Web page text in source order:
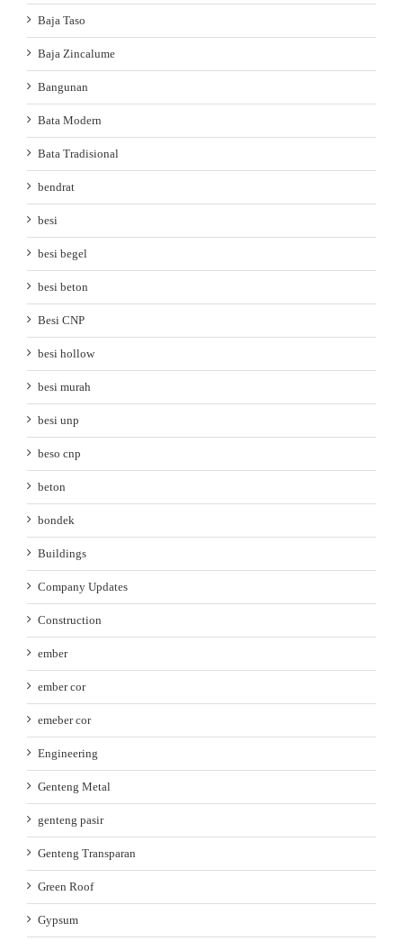
Baja Taso
Baja Zincalume
Bangunan
Bata Modern
Bata Tradisional
bendrat
besi
besi begel
besi beton
Besi CNP
besi hollow
besi murah
besi unp
beso cnp
beton
bondek
Buildings
Company Updates
Construction
ember
ember cor
emeber cor
Engineering
Genteng Metal
genteng pasir
Genteng Transparan
Green Roof
Gypsum